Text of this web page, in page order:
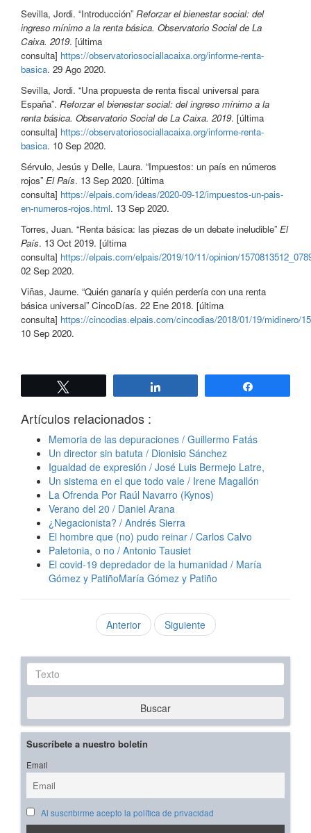
Sevilla, Jordi. “Introducción” Reforzar el bienestar social: del
ingreso mínimo a la renta básica. Observatorio Social de La
Caixa. 2019. [última
consulta] https://observatoriosociallacaixa.org/informe-renta-
basica. 29 Ago 2020.
Sevilla, Jordi. “Una propuesta de renta fiscal universal para
España”. Reforzar el bienestar social: del ingreso mínimo a la
renta básica. Observatorio Social de La Caixa. 2019. [última
consulta] https://observatoriosociallacaixa.org/informe-renta-
basica. 10 Sep 2020.
Sérvulo, Jesús y Delle, Laura. “Impuestos: un país en números
rojos” El País. 13 Sep 2020. [última
consulta] https://elpais.com/ideas/2020-09-12/impuestos-un-pais-
en-numeros-rojos.html. 13 Sep 2020.
Torres, Juan. “Renta básica: las piezas de un debate ineludible” El
País. 13 Oct 2019. [última
consulta] https://elpais.com/elpais/2019/10/11/opinion/
02 Sep 2020.
Viñas, Jaume. “Quién ganaría y quién perdería con una renta
básica universal” CincoDías. 22 Ene 2018. [última
consulta] https://cincodias.elpais.com/cincodias/2018/01/19/midinero/
10 Sep 2020.
Artículos relacionados :
Memoria de las depuraciones / Guillermo Fatás
Un director sin batuta / Dionisio Sánchez
Igualdad de expresión / José Luis Bermejo Latre,
Un sistema en el que todo vale / Irene Magallón
La Ofrenda Por Raúl Navarro (Kynos)
Verano del 20 / Daniel Arana
¿Negacionista? / Andrés Sierra
El hombre que (no) pudo reinar / Carlos Calvo
Paletonia, o no / Antonio Tausiet
El covid-19 depredador de la humanidad / María
Gómez y PatiñoMaría Gómez y Patiño
Anterior Siguiente
Texto
Buscar
Suscríbete a nuestro boletín
Email
Al suscribirme acepto la política de privacidad